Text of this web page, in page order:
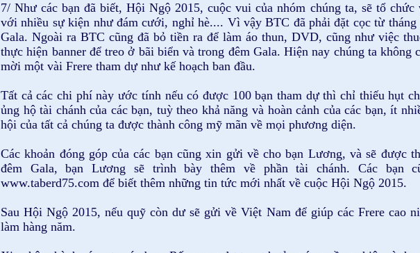
7/ Như các bạn đã biết, Hội Ngộ 2015, cuộc vui của nhóm chúng ta, sẽ tổ
với nhiều sự kiện như đám cưới, nghỉ hè.... Vì vậy BTC đã phải đặt cọc từ tháng
Gala. Ngoài ra BTC cũng đã bỏ tiền ra để làm áo thun, DVD, cũng như việc
thực hiện banner để treo ở bãi biển và trong đêm Gala. Hiện nay chúng ta không
mời một vài Frere tham dự như kế hoạch ban đầu.
Tất cả các chi phí này ước tính nếu có được 100 bạn tham dự thì chỉ thiếu hụt
ủng hộ tài chánh của các bạn, tuỳ theo khả năng và hoàn cảnh của các bạn, ít
hội của tất cả chúng ta được thành công mỹ mãn về mọi phương diện.
Các khoản đóng góp của các bạn cũng xin gửi về cho bạn Lương, và sẽ được
đêm Gala, bạn Lương sẽ trình bày thêm về phần tài chánh. Các bạn
www.taberd75.com để biết thêm những tin tức mới nhất về cuộc Hội Ngộ 2015.
Sau Hội Ngộ 2015, nếu quỹ còn dư sẽ gửi về Việt Nam để giúp các Frere cao
làm hàng năm.